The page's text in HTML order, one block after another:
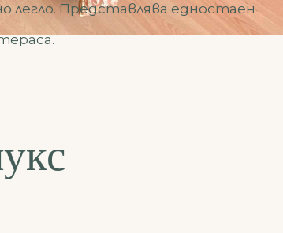
легло. Представлява едностаен